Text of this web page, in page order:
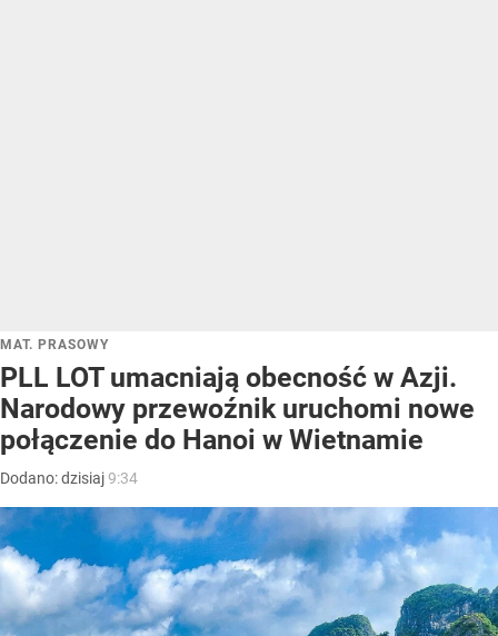
MAT. PRASOWY
PLL LOT umacniają obecność w Azji.
Narodowy przewoźnik uruchomi nowe
połączenie do Hanoi w Wietnamie
Dodano:dzisiaj9:34